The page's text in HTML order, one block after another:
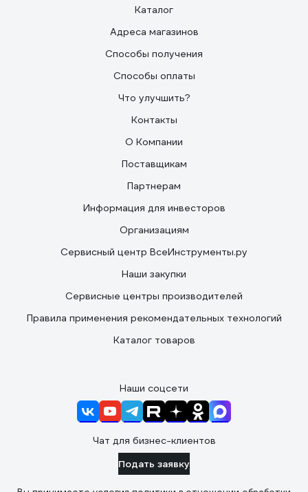
Каталог
Адреса магазинов
Способы получения
Способы оплаты
Что улучшить?
Контакты
О Компании
Поставщикам
Партнерам
Информация для инвесторов
Организациям
Сервисный центр ВсеИнструменты.ру
Наши закупки
Сервисные центры производителей
Правила применения рекомендательных технологий
Каталог товаров
Наши соцсети
Чат для бизнес-клиентов
Подать заявку